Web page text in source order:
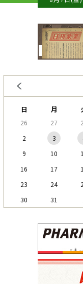
日 月
26 27
2
3
9
10
16
17
23
24
30
31